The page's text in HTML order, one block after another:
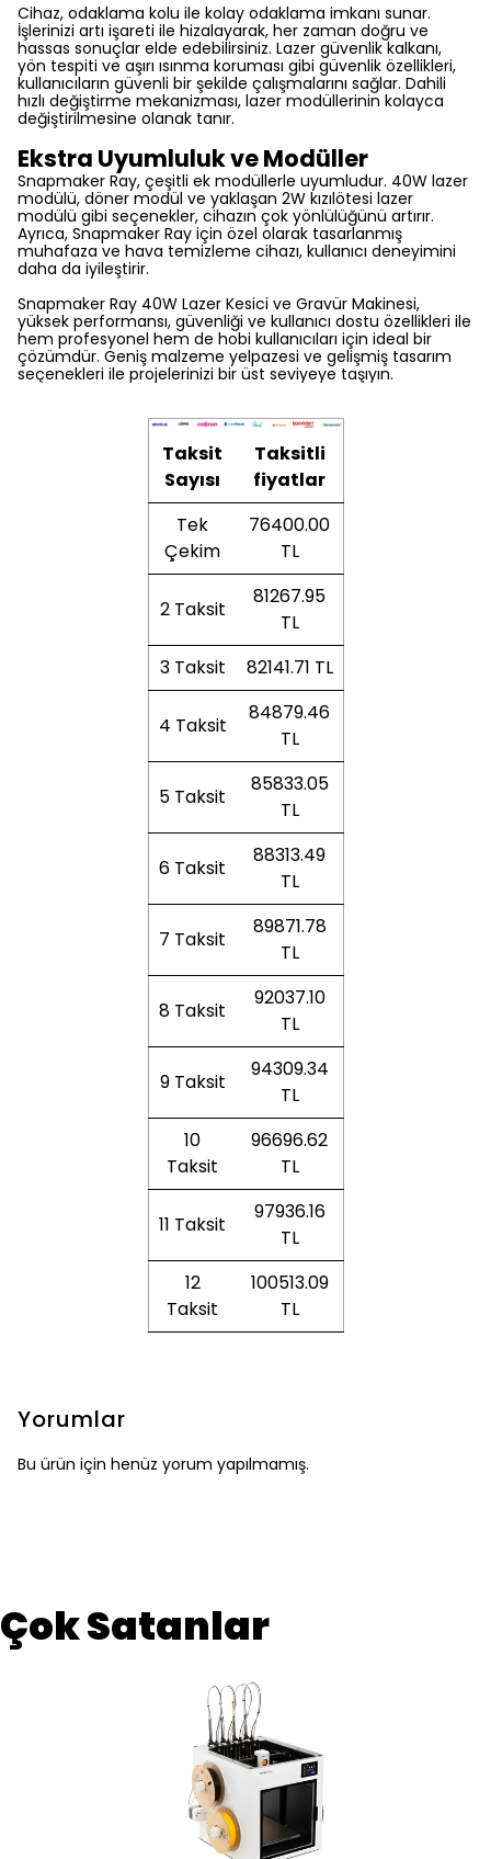
Cihaz, odaklama kolu ile kolay odaklama imkanı sunar.
İşlerinizi artı işareti ile hizalayarak, her zaman doğru ve
hassas sonuçlar elde edebilirsiniz. Lazer güvenlik kalkanı,
yön tespiti ve aşırı ısınma koruması gibi güvenlik özellikleri,
kullanıcıların güvenli bir şekilde çalışmalarını sağlar. Dahili
hızlı değiştirme mekanizması, lazer modüllerinin kolayca
değiştirilmesine olanak tanır.
Ekstra Uyumluluk ve Modüller
Snapmaker Ray, çeşitli ek modüllerle uyumludur. 40W lazer
modülü, döner modül ve yaklaşan 2W kızılötesi lazer
modülü gibi seçenekler, cihazın çok yönlülüğünü artırır.
Ayrıca, Snapmaker Ray için özel olarak tasarlanmış
muhafaza ve hava temizleme cihazı, kullanıcı deneyimini
daha da iyileştirir.
Snapmaker Ray 40W Lazer Kesici ve Gravür Makinesi,
yüksek performansı, güvenliği ve kullanıcı dostu özellikleri ile
hem profesyonel hem de hobi kullanıcıları için ideal bir
çözümdür. Geniş malzeme yelpazesi ve gelişmiş tasarım
seçenekleri ile projelerinizi bir üst seviyeye taşıyın.
Taksit
Sayısı
Taksitli
fiyatlar
Tek
Çekim
76400.00
TL
2 Taksit
81267.95
TL
3 Taksit
82141.71 TL
4 Taksit
84879.46
TL
5 Taksit
85833.05
TL
6 Taksit
88313.49
TL
7 Taksit
89871.78
TL
8 Taksit
92037.10
TL
9 Taksit
94309.34
TL
10
Taksit
96696.62
TL
11 Taksit
97936.16
TL
12
Taksit
100513.09
TL
Yorumlar
Bu ürün için henüz yorum yapılmamış.
Çok Satanlar